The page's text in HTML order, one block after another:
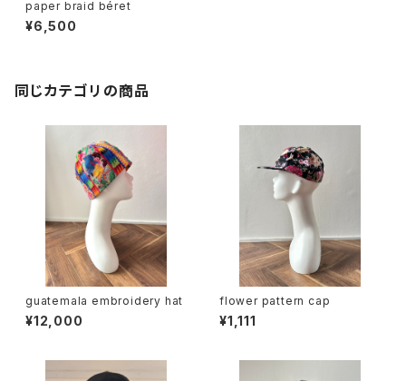
paper braid béret
¥6,500
同じカテゴリの商品
guatemala embroidery hat
¥12,000
flower pattern cap
¥1,111